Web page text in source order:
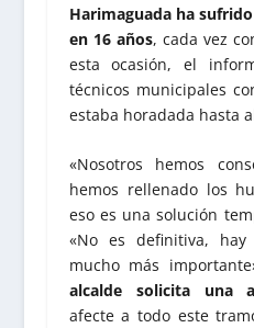
Harimaguada ha
en 16 años, cada vez
esta ocasión, el
técnicos municipales
estaba horadada hasta
«Nosotros hemos
hemos rellenado los
eso es una solución
«No es definitiva,
mucho más
alcalde solicita una
afecte a todo este